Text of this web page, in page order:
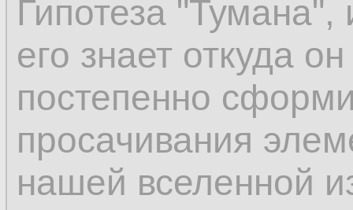
Гипотеза
его знает откуда
постепенно
просачивания
нашей вселенной